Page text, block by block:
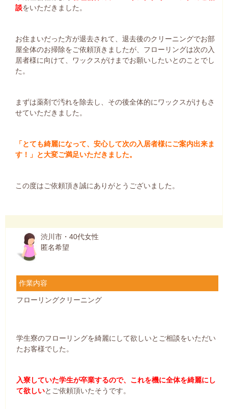
談をいただきました。
お住まいだった方が退去されて、退去後のクリーニングでお部
屋全体のお掃除をご依頼頂きましたが、フローリングは次の入
居者様に向けて、ワックスがけまでお願いしたいとのことでし
た。
まずは薬剤で汚れを除去し、その後全体的にワックスがけもさ
せていただきました。
「とても綺麗になって、安心して次の入居者様にご案内出来ま
す！」と大変ご満足いただきました。
この度はご依頼頂き誠にありがとうございました。
渋川市・40代女性
匿名希望
作業内容
フローリングクリーニング
学生寮のフローリングを綺麗にして欲しいとご相談をいただい
たお客様でした。
入寮していた学生が卒業するので、これを機に全体を綺麗にし
て欲しいとご依頼頂いたそうです。